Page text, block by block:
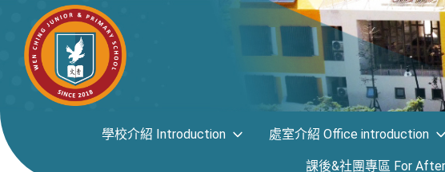
學校介紹 Introduction 處室介紹 Office introduction
課後&社團專區 For